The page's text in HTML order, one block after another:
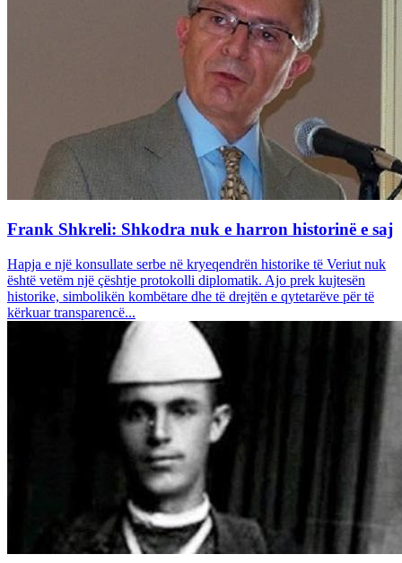
Frank Shkreli: Shkodra nuk e harron historinë e saj
Hapja e një konsullate serbe në kryeqendrën historike të Veriut nuk
është vetëm një çështje protokolli diplomatik. Ajo prek kujtesën
historike, simbolikën kombëtare dhe të drejtën e qytetarëve për të
kërkuar transparencë...